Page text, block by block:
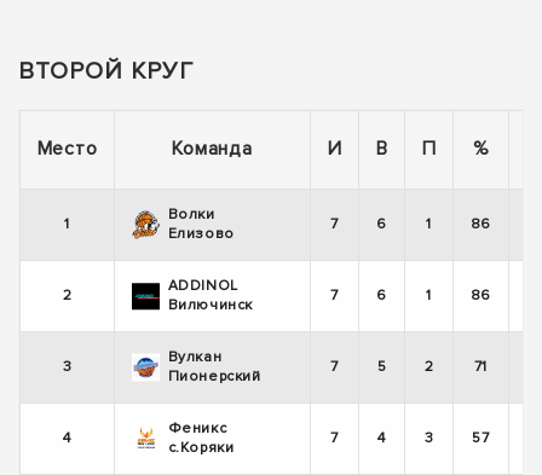
ВТОРОЙ КРУГ
Место Команда И В П %
1
Волки
Елизово
7 6 1 86
2
ADDINOL
Вилючинск
7 6 1 86
3
Вулкан
Пионерский
7 5 2 71
4
Феникс
с.Коряки
7 4 3 57